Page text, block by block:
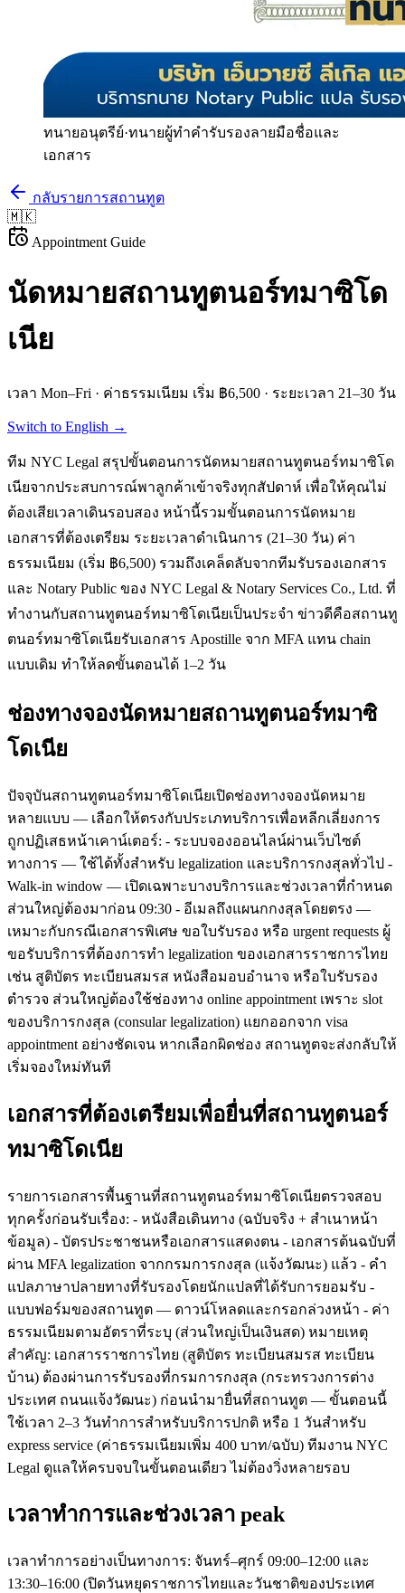
ทนายอนุตรีย์·ทนายผู้ทำคำรับรองลายมือชื่อและ
เอกสาร
กลับรายการสถานทูต
🇲🇰
Appointment Guide
นัดหมายสถานทูตนอร์ทมาซิโด
เนีย
เวลา Mon–Fri · ค่าธรรมเนียม เริ่ม ฿6,500 · ระยะเวลา 21–30 วัน
Switch to English →
ทีม NYC Legal สรุปขั้นตอนการนัดหมายสถานทูตนอร์ทมาซิโด
เนียจากประสบการณ์พาลูกค้าเข้าจริงทุกสัปดาห์ เพื่อให้คุณไม่
ต้องเสียเวลาเดินรอบสอง หน้านี้รวมขั้นตอนการนัดหมาย
เอกสารที่ต้องเตรียม ระยะเวลาดำเนินการ (21–30 วัน) ค่า
ธรรมเนียม (เริ่ม ฿6,500) รวมถึงเคล็ดลับจากทีมรับรองเอกสาร
และ Notary Public ของ NYC Legal & Notary Services Co., Ltd. ที่
ทำงานกับสถานทูตนอร์ทมาซิโดเนียเป็นประจำ ข่าวดีคือสถานทู
ตนอร์ทมาซิโดเนียรับเอกสาร Apostille จาก MFA แทน chain
แบบเดิม ทำให้ลดขั้นตอนได้ 1–2 วัน
ช่องทางจองนัดหมายสถานทูตนอร์ทมาซิ
โดเนีย
ปัจจุบันสถานทูตนอร์ทมาซิโดเนียเปิดช่องทางจองนัดหมาย
หลายแบบ — เลือกให้ตรงกับประเภทบริการเพื่อหลีกเลี่ยงการ
ถูกปฏิเสธหน้าเคาน์เตอร์: - ระบบจองออนไลน์ผ่านเว็บไซต์
ทางการ — ใช้ได้ทั้งสำหรับ legalization และบริการกงสุลทั่วไป -
Walk-in window — เปิดเฉพาะบางบริการและช่วงเวลาที่กำหนด
ส่วนใหญ่ต้องมาก่อน 09:30 - อีเมลถึงแผนกกงสุลโดยตรง —
เหมาะกับกรณีเอกสารพิเศษ ขอใบรับรอง หรือ urgent requests ผู้
ขอรับบริการที่ต้องการทำ legalization ของเอกสารราชการไทย
เช่น สูติบัตร ทะเบียนสมรส หนังสือมอบอำนาจ หรือใบรับรอง
ตำรวจ ส่วนใหญ่ต้องใช้ช่องทาง online appointment เพราะ slot
ของบริการกงสุล (consular legalization) แยกออกจาก visa
appointment อย่างชัดเจน หากเลือกผิดช่อง สถานทูตจะส่งกลับให้
เริ่มจองใหม่ทันที
เอกสารที่ต้องเตรียมเพื่อยื่นที่สถานทูตนอร์
ทมาซิโดเนีย
รายการเอกสารพื้นฐานที่สถานทูตนอร์ทมาซิโดเนียตรวจสอบ
ทุกครั้งก่อนรับเรื่อง: - หนังสือเดินทาง (ฉบับจริง + สำเนาหน้า
ข้อมูล) - บัตรประชาชนหรือเอกสารแสดงตน - เอกสารต้นฉบับที่
ผ่าน MFA legalization จากกรมการกงสุล (แจ้งวัฒนะ) แล้ว - คำ
แปลภาษาปลายทางที่รับรองโดยนักแปลที่ได้รับการยอมรับ -
แบบฟอร์มของสถานทูต — ดาวน์โหลดและกรอกล่วงหน้า - ค่า
ธรรมเนียมตามอัตราที่ระบุ (ส่วนใหญ่เป็นเงินสด) หมายเหตุ
สำคัญ: เอกสารราชการไทย (สูติบัตร ทะเบียนสมรส ทะเบียน
บ้าน) ต้องผ่านการรับรองที่กรมการกงสุล (กระทรวงการต่าง
ประเทศ ถนนแจ้งวัฒนะ) ก่อนนำมายื่นที่สถานทูต — ขั้นตอนนี้
ใช้เวลา 2–3 วันทำการสำหรับบริการปกติ หรือ 1 วันสำหรับ
express service (ค่าธรรมเนียมเพิ่ม 400 บาท/ฉบับ) ทีมงาน NYC
Legal ดูแลให้ครบจบในขั้นตอนเดียว ไม่ต้องวิ่งหลายรอบ
เวลาทำการและช่วงเวลา peak
เวลาทำการอย่างเป็นทางการ: จันทร์–ศุกร์ 09:00–12:00 และ
13:30–16:00 (ปิดวันหยุดราชการไทยและวันชาติของประเทศ